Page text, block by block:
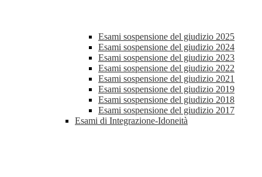
Esami sospensione del giudizio 2025
Esami sospensione del giudizio 2024
Esami sospensione del giudizio 2023
Esami sospensione del giudizio 2022
Esami sospensione del giudizio 2021
Esami sospensione del giudizio 2019
Esami sospensione del giudizio 2018
Esami sospensione del giudizio 2017
Esami di Integrazione-Idoneità